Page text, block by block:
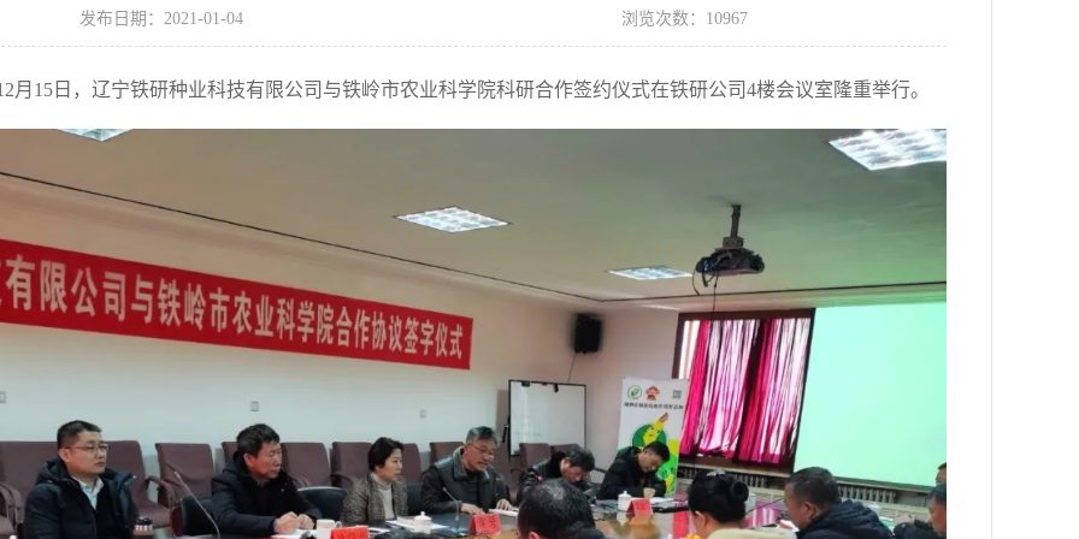
发布日期：2021-01-04 浏览次数：10967
月15日，辽宁铁研种业科技有限公司与铁岭市农业科学院科研合作签约仪式在铁研公司4楼会议室隆重举行。